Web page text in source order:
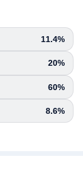
11.4%
20%
60%
8.6%